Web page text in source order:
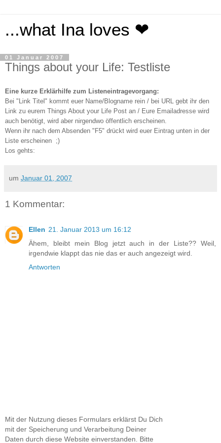
...what Ina loves ❤
01 Januar 2007
Things about your Life: Testliste
Eine kurze Erklärhilfe zum Listeneintragevorgang:
Bei "Link Titel" kommt euer Name/Blogname rein / bei URL gebt ihr den
Link zu eurem Things About your Life Post an / Eure Emailadresse wird
auch benötigt, wird aber nirgendwo öffentlich erscheinen.
Wenn ihr nach dem Absenden "F5" drückt wird euer Eintrag unten in der
Liste erscheinen ;)
Los gehts:
um Januar 01, 2007
1 Kommentar:
Ellen 21. Januar 2013 um 16:12
Ähem, bleibt mein Blog jetzt auch in der Liste?? Weil,
irgendwie klappt das nie das er auch angezeigt wird.
Antworten
Mit der Nutzung dieses Formulars erklärst Du Dich
mit der Speicherung und Verarbeitung Deiner
Daten durch diese Website einverstanden. Bitte